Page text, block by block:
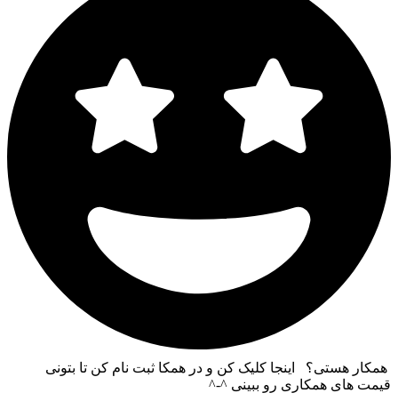
همکار هستی؟ اینجا کلیک کن و در همکا ثبت نام کن تا بتونی
قیمت های همکاری رو ببینی ^-^